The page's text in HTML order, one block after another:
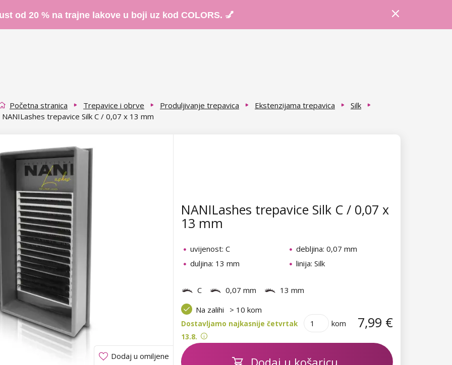
od 20 % na trajne lakove u boji uz kod COLORS. 💅
Početna stranica Trepavice i obrve Produljivanje trepavica Ekstenzijama trepavica
Silk
NANILashes trepavice Silk C / 0,07 x 13 mm
Dodaj u omiljene
NANILashes trepavice Silk C / 0,07 x
13 mm
uvijenost: C
debljina: 0,07 mm
duljina: 13 mm
linija: Silk
C 0,07 mm
13 mm
Na zalihi
> 10 kom
Dostavljamo najkasnije četvrtak
13.8.
kom 7,99 €
Dodaj u košaricu